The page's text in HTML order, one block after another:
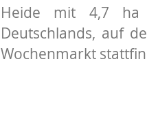
Heide mit 4,7 ha
Deutschlands, auf
Wochenmarkt